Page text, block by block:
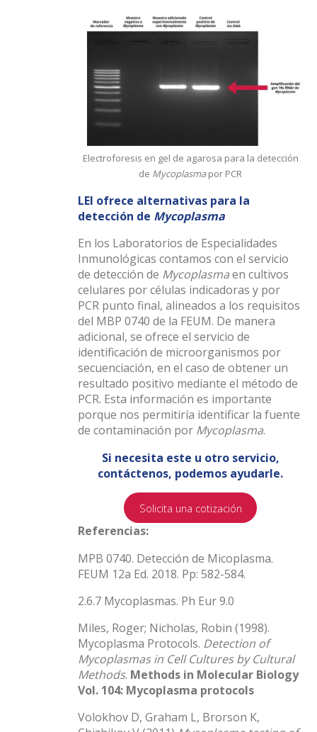
Electroforesis en gel de agarosa para la detección
de Mycoplasmapor PCR
LEI ofrece alternativas para la
detección de Mycoplasma
En los Laboratorios de Especialidades
Inmunológicas contamos con el servicio
de detección de Mycoplasmaen cultivos
celulares por células indicadoras y por
PCR punto final, alineados a los requisitos
del MBP 0740 de la FEUM. De manera
adicional, se ofrece el servicio de
identificación de microorganismos por
secuenciación, en el caso de obtener un
resultado positivo mediante el método de
PCR. Esta información es importante
porque nos permitiría identificar la fuente
de contaminación por Mycoplasma.
Si necesita este u otro servicio,
contáctenos, podemos ayudarle.
Solicita una cotización
Referencias:
MPB 0740. Detección de Micoplasma.
FEUM 12a Ed. 2018. Pp: 582-584.
2.6.7 Mycoplasmas. Ph Eur 9.0
Miles, Roger; Nicholas, Robin (1998).
Mycoplasma Protocols. Detection of
Mycoplasmas in Cell Cultures by Cultural
Methods. Methods in Molecular Biology
Vol. 104: Mycoplasma protocols
Volokhov D, Graham L, Brorson K,